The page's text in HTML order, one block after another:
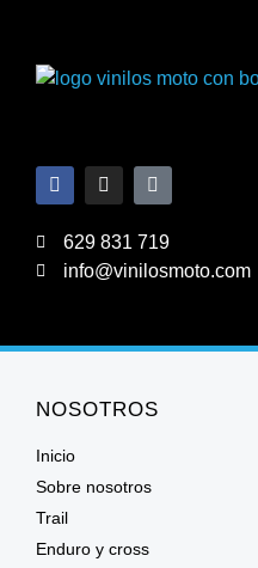
629 831 719
info@vinilosmoto.com
NOSOTROS
Inicio
Sobre nosotros
Trail
Enduro y cross